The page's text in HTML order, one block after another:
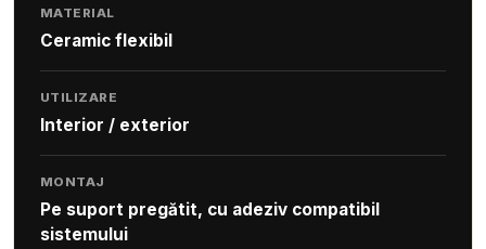
MATERIAL
Ceramic flexibil
UTILIZARE
Interior / exterior
MONTAJ
Pe suport pregătit, cu adeziv compatibil
sistemului